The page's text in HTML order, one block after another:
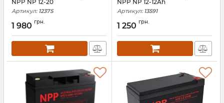
NPP NP 12-20
Артикул: 12375
1 980 грн.
NPP NP 12-12Ah
Артикул: 13591
1 250 грн.